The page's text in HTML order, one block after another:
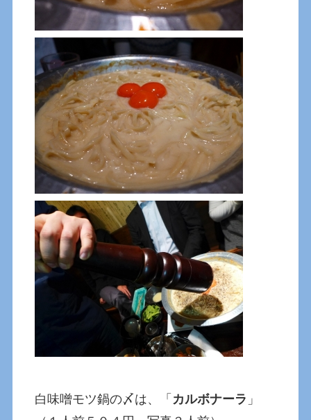
白味噌モツ鍋の〆は、「 カルボナーラ 」